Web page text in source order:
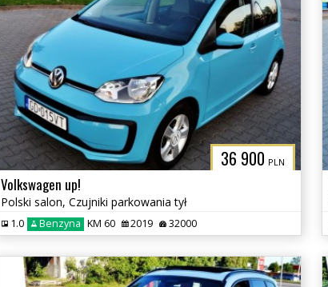
36 900 PLN
Volkswagen up!
Polski salon, Czujniki parkowania tył
1.0 Benzyna KM 60 2019 32000